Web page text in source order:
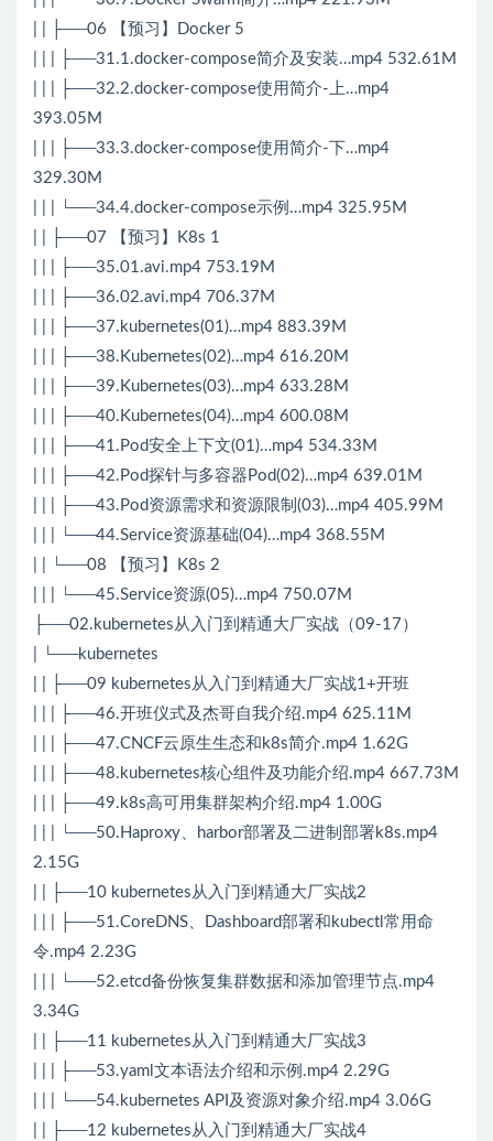
| | ├──06 【预习】Docker 5
| | | ├──31.1.docker-compose简介及安装…mp4 532.61M
| | | ├──32.2.docker-compose使用简介-上…mp4
393.05M
| | | ├──33.3.docker-compose使用简介-下…mp4
329.30M
| | | └──34.4.docker-compose示例…mp4 325.95M
| | ├──07 【预习】K8s 1
| | | ├──35.01.avi.mp4 753.19M
| | | ├──36.02.avi.mp4 706.37M
| | | ├──37.kubernetes(01)…mp4 883.39M
| | | ├──38.Kubernetes(02)…mp4 616.20M
| | | ├──39.Kubernetes(03)…mp4 633.28M
| | | ├──40.Kubernetes(04)…mp4 600.08M
| | | ├──41.Pod安全上下文(01)…mp4 534.33M
| | | ├──42.Pod探针与多容器Pod(02)…mp4 639.01M
| | | ├──43.Pod资源需求和资源限制(03)…mp4 405.99M
| | | └──44.Service资源基础(04)…mp4 368.55M
| | └──08 【预习】K8s 2
| | | └──45.Service资源(05)…mp4 750.07M
├──02.kubernetes从入门到精通大厂实战（09-17）
| └──kubernetes
| | ├──09 kubernetes从入门到精通大厂实战1+开班
| | | ├──46.开班仪式及杰哥自我介绍.mp4 625.11M
| | | ├──47.CNCF云原生生态和k8s简介.mp4 1.62G
| | | ├──48.kubernetes核心组件及功能介绍.mp4 667.73M
| | | ├──49.k8s高可用集群架构介绍.mp4 1.00G
| | | └──50.Haproxy、harbor部署及二进制部署k8s.mp4
2.15G
| | ├──10 kubernetes从入门到精通大厂实战2
| | | ├──51.CoreDNS、Dashboard部署和kubectl常用命
令.mp4 2.23G
| | | └──52.etcd备份恢复集群数据和添加管理节点.mp4
3.34G
| | ├──11 kubernetes从入门到精通大厂实战3
| | | ├──53.yaml文本语法介绍和示例.mp4 2.29G
| | | └──54.kubernetes API及资源对象介绍.mp4 3.06G
| | ├──12 kubernetes从入门到精通大厂实战4